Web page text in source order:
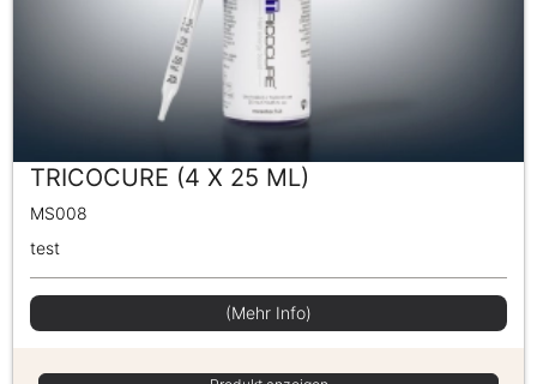
TRICOCURE (4 X 25 ML)
MS008
test
(Mehr Info)